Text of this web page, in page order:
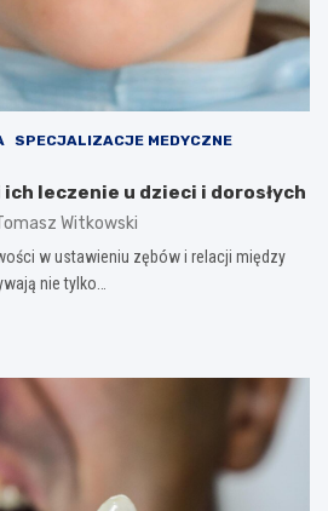
SPECJALIZACJE MEDYCZNE
ich leczenie u dzieci i dorosłych
Witkowski
w ustawieniu zębów i relacji między
nie tylko…